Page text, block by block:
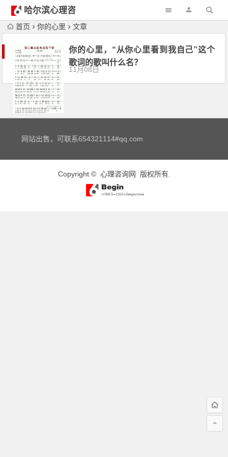
哈尔滨心理咨
询首页 你的心里 文章
你的心里，“从你心里看到我自己”这个
歌词的歌叫什么名？
11月08日
网站出售，可联系654321114#qq.com
Copyright © 心理咨询网 版权所有.